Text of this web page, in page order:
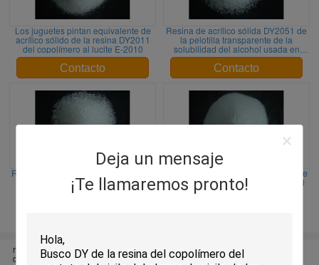
Deja un mensaje
¡Te llamaremos pronto!
Los juguetes pintan equivalente de
acrílico sólido de la resina DY2011
del copolímero al lucite E-2010
Contacto
Resina de acrílico sólida DY2051 de
la pelotilla transparente de la
solubilidad del alcohol usada en
tintas y capas
Contacto
Resina soluble en alcohol de acrílico
sólida DY2061 transparente de la
pelotilla usada en la tinta
Resina de acrílico del copolímero de
los recubrimientos plásticos para el
empaquetado del cigarrillo
resina del copolímero del acetato
del vinilo del cloruro de vinilo Resina de vinilo